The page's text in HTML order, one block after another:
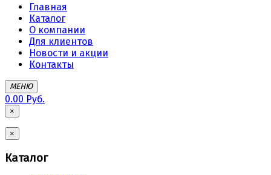
Главная
Каталог
О компании
Для клиентов
Новости и акции
Контакты
МЕНЮ
0.00 Руб.
×
×
Каталог